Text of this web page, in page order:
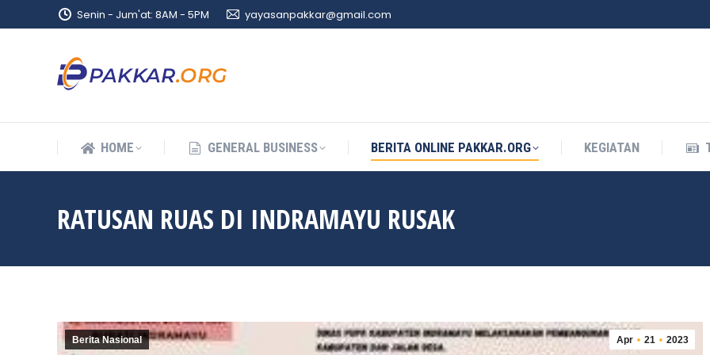
Senin - Jum'at: 8AM - 5PM yayasanpakkar@gmail.com
HOME GENERAL BUSINESS BERITA ONLINE PAKKAR.ORG KEGIATAN
RATUSAN RUAS DI INDRAMAYU RUSAK
Apr 21 2023
Berita Nasional
HOME GENERAL BUSINESS BERITA ONLINE PAKKAR.ORG KEGIATAN